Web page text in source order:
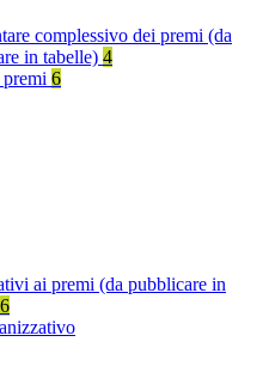
complessivo dei premi (da
in tabelle) 4
6
ai premi (da pubblicare in
6